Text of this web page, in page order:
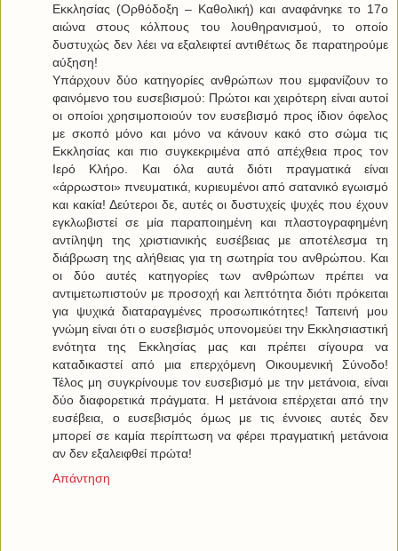
Εκκλησίας (Ορθόδοξη – Καθολική) και αναφάνηκε το 17o
αιώνα στους κόλπους του λουθηρανισμού, το οποίο
δυστυχώς δεν λέει να εξαλειφτεί αντιθέτως δε παρατηρούμε
αύξηση!
Υπάρχουν δύο κατηγορίες ανθρώπων που εμφανίζουν το
φαινόμενο του ευσεβισμού: Πρώτοι και χειρότερη είναι αυτοί
οι οποίοι χρησιμοποιούν τον ευσεβισμό προς ίδιον όφελος
με σκοπό μόνο και μόνο να κάνουν κακό στο σώμα τις
Εκκλησίας και πιο συγκεκριμένα από απέχθεια προς τον
Ιερό Κλήρο. Και όλα αυτά διότι πραγματικά είναι
«άρρωστοι» πνευματικά, κυριευμένοι από σατανικό εγωισμό
και κακία! Δεύτεροι δε, αυτές οι δυστυχείς ψυχές που έχουν
εγκλωβιστεί σε μία παραποιημένη και πλαστογραφημένη
αντίληψη της χριστιανικής ευσέβειας με αποτέλεσμα τη
διάβρωση της αλήθειας για τη σωτηρία του ανθρώπου. Και
οι δύο αυτές κατηγορίες των ανθρώπων πρέπει να
αντιμετωπιστούν με προσοχή και λεπτότητα διότι πρόκειται
για ψυχικά διαταραγμένες προσωπικότητες! Ταπεινή μου
γνώμη είναι ότι ο ευσεβισμός υπονομεύει την Εκκλησιαστική
ενότητα της Εκκλησίας μας και πρέπει σίγουρα να
καταδικαστεί από μια επερχόμενη Οικουμενική Σύνοδο!
Τέλος μη συγκρίνουμε τον ευσεβισμό με την μετάνοια, είναι
δύο διαφορετικά πράγματα. Η μετάνοια επέρχεται από την
ευσέβεια, ο ευσεβισμός όμως με τις έννοιες αυτές δεν
μπορεί σε καμία περίπτωση να φέρει πραγματική μετάνοια
αν δεν εξαλειφθεί πρώτα!
Απάντηση